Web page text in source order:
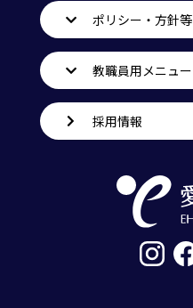
ポリシー・方針等
教職員用メニュー
採用情報